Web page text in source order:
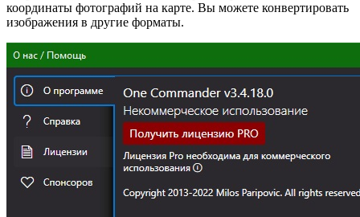
координаты фотографий на карте. Вы можете конвертировать
изображения в другие форматы.